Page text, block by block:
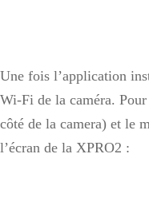
Une fois l’application
Wi-Fi de la caméra.
côté de la camera) et le
l’écran de la XPRO2 :